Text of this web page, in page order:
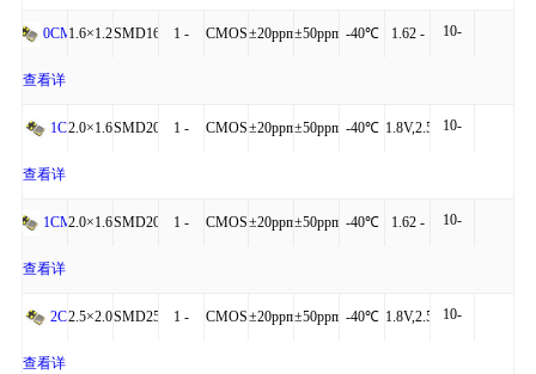
操作 +125℃
细0CM1.6×1.2×0.60SMD1612-1 - CMOS±20ppm±50ppm -40℃
+85℃
1.62 - 10-
查看详
细1C2.0×1.6×0.75SMD2016-1 - CMOS±20ppm±50ppm -40℃
+125℃
1.8V,2.5V,3.3V
10-
查看详
细1CM2.0×1.6×0.75SMD2016-1 - CMOS±20ppm±50ppm -40℃
+85℃
1.62 - 10-
查看详
细2C2.5×2.0×0.81SMD2520-1 - CMOS±20ppm±50ppm -40℃ 1.8V,2.5V,3.3V
10-
查看详